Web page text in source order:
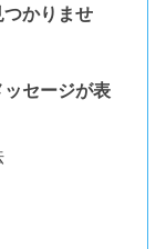
かりませ
ッセージが表